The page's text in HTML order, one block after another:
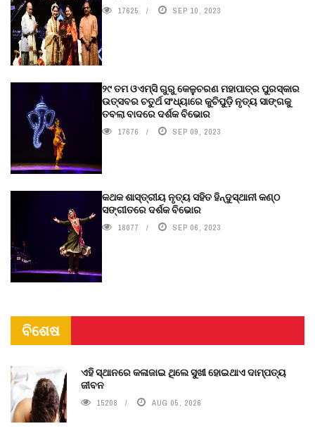
17625 SEP 10, 2023
୨୯ ତମ ଓଏମ୍‌ସି ଗୁରୁ କେଳୁଚରଣ ମହାପାତ୍ର ପୁରସ୍କାର
ଉତ୍ସବର ଚତୁର୍ଥ ସଂଧ୍ୟାରେ କୁଚିପୁଡ଼ି ନୃତ୍ୟ ସାଙ୍ଗକୁ
ତବଲା ବାଦରେ ଦର୍ଶକ ବିଭୋର
17676 SEP 09, 2023
କଥକ ଶାସ୍ତ୍ରୀୟ ନୃତ୍ୟ ସହିତ ହିନ୍ଦୁସ୍ଥାନୀ କଣ୍ଠ
ସଙ୍ଗୀତରେ ଦର୍ଶକ ବିଭୋର
18077 SEP 06, 2023
ବିଶେଷ
ଏହି ସ୍ଥାନରେ କଳାଜାଇ ଥିଲେ ସୁଖୀ ହୋଇଥାଏ ଦାମ୍ପତ୍ୟ
ଜୀବନ
15208 AUG 05, 2026